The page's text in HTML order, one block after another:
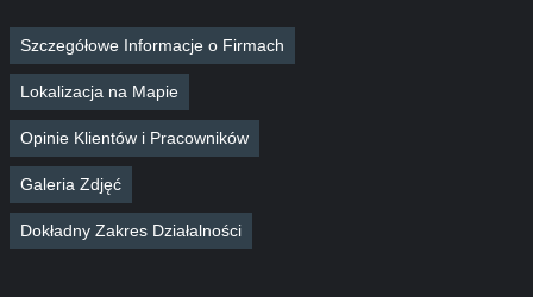
Szczegółowe Informacje o Firmach
Lokalizacja na Mapie
Opinie Klientów i Pracowników
Galeria Zdjęć
Dokładny Zakres Działalności